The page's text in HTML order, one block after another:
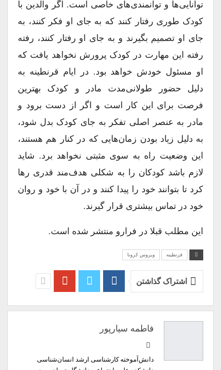
توانایی‌ها و توانمندی‌های خاصی است. اگر والدین با
کودک طوری رفتار کنند که به جای او فکر کنند، به
جای او تصمیم بگیرند و به جای او رفتار کنند، رفته
رفته این مهارت در کودک پرورش نخواهد یافت که
او مسئول خودش خواهد بود. در ایام قرنطینه به
دلیل حضور طولانی‌مدت مادر و کودک بهترین
فرصت برای این کار است و اگر از دست برود و
مادر به عنصر اصلی تفکر به جای کودک بدل شود،
به دلیل زیاد بودن زمان‌هایی که در کنار هم هستند،
این وضعیت راه به سوی مثبتی نخواهد برد. شاید
لازم باشد کودکان را به شکلی هدف‌مند قدری رها
کرد تا بتوانند خود را پیدا کنند و در آن با خود و روان
خود در تماس بیشتری قرار گیرند.
این مطلب قبلا در فرارو منتشر شده است.
قرنطینه ویروس کرونا
اشتراک گذاشتن
فاطمه سیارپور
دانش‌آموخته کارشناسی ارشد انسان‌شناسی